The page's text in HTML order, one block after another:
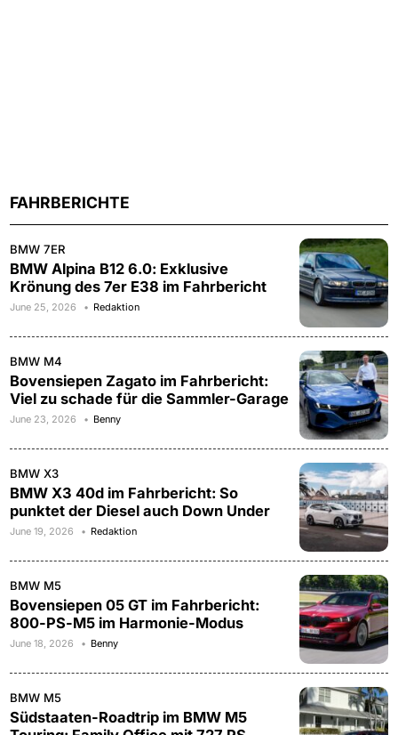
FAHRBERICHTE
BMW 7ER
BMW Alpina B12 6.0: Exklusive
Krönung des 7er E38 im Fahrbericht
June 25, 2026 Redaktion
BMW M4
Bovensiepen Zagato im Fahrbericht:
Viel zu schade für die Sammler-Garage
June 23, 2026 Benny
BMW X3
BMW X3 40d im Fahrbericht: So
punktet der Diesel auch Down Under
June 19, 2026 Redaktion
BMW M5
Bovensiepen 05 GT im Fahrbericht:
800-PS-M5 im Harmonie-Modus
June 18, 2026 Benny
BMW M5
Südstaaten-Roadtrip im BMW M5